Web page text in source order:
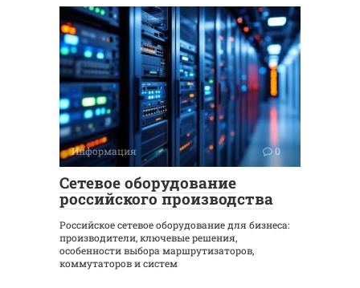
Информация 0
Сетевое оборудование
российского производства
Российское сетевое оборудование для бизнеса:
производители, ключевые решения,
особенности выбора маршрутизаторов,
коммутаторов и систем